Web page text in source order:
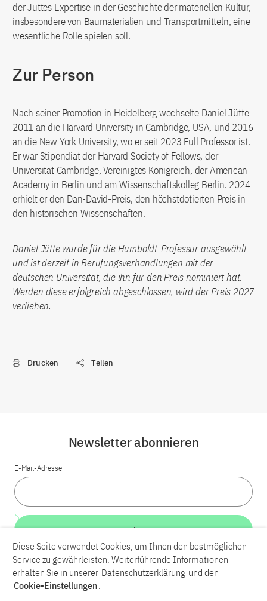
der Jüttes Expertise in der Geschichte der materiellen Kultur,
insbesondere von Baumaterialien und Transportmitteln, eine
wesentliche Rolle spielen soll.
Zur Person
Nach seiner Promotion in Heidelberg wechselte Daniel Jütte
2011 an die Harvard University in Cambridge, USA, und 2016
an die New York University, wo er seit 2023 Full Professor ist.
Er war Stipendiat der Harvard Society of Fellows, der
Universität Cambridge, Vereinigtes Königreich, der American
Academy in Berlin und am Wissenschaftskolleg Berlin. 2024
erhielt er den Dan-David-Preis, den höchstdotierten Preis in
den historischen Wissenschaften.
Daniel Jütte wurde für die Humboldt-Professur ausgewählt
und ist derzeit in Berufungsverhandlungen mit der
deutschen Universität, die ihn für den Preis nominiert hat.
Werden diese erfolgreich abgeschlossen, wird der Preis 2027
verliehen.
Drucken Teilen
LinkedInBlueskyYouTube
Newsletter abonnieren
E-Mail-Adresse
Weiter
Diese Seite verwendet Cookies, um Ihnen den bestmöglichen
Service zu gewährleisten. Weiterführende Informationen
erhalten Sie in unserer Datenschutzerklärung und den
Cookie-Einstellungen.